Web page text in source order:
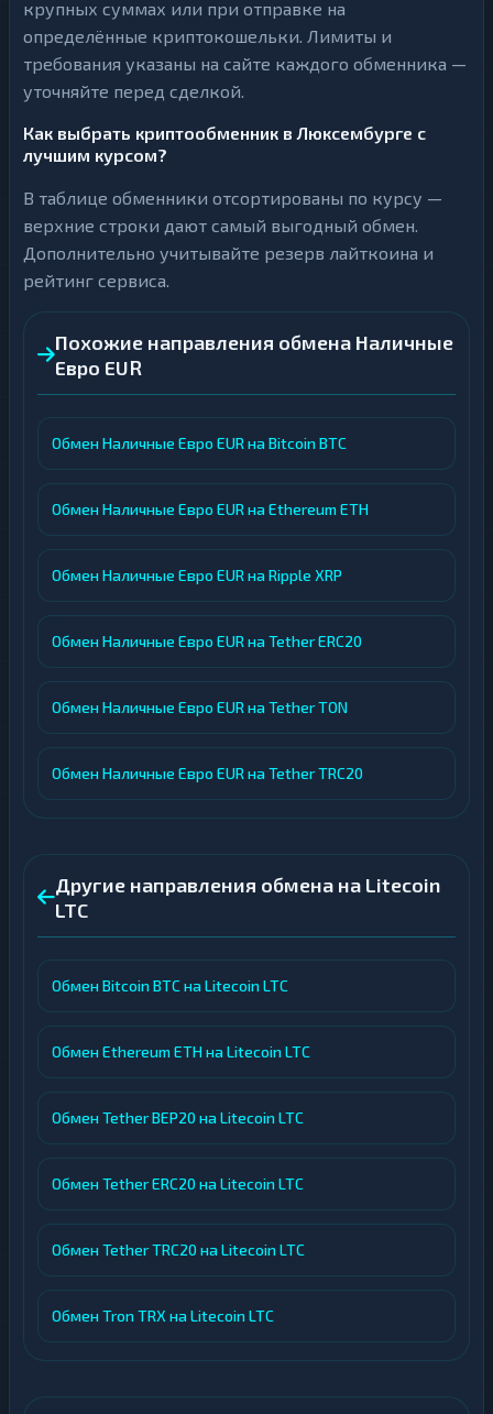
крупных суммах или при отправке на
определённые криптокошельки. Лимиты и
требования указаны на сайте каждого обменника —
уточняйте перед сделкой.
Как выбрать криптообменник в Люксембурге с
лучшим курсом?
В таблице обменники отсортированы по курсу —
верхние строки дают самый выгодный обмен.
Дополнительно учитывайте резерв лайткоина и
рейтинг сервиса.
Похожие направления обмена Наличные
Евро EUR
Обмен Наличные Евро EUR на Bitcoin BTC
Обмен Наличные Евро EUR на Ethereum ETH
Обмен Наличные Евро EUR на Ripple XRP
Обмен Наличные Евро EUR на Tether ERC20
Обмен Наличные Евро EUR на Tether TON
Обмен Наличные Евро EUR на Tether TRC20
Другие направления обмена на Litecoin
LTC
Обмен Bitcoin BTC на Litecoin LTC
Обмен Ethereum ETH на Litecoin LTC
Обмен Tether BEP20 на Litecoin LTC
Обмен Tether ERC20 на Litecoin LTC
Обмен Tether TRC20 на Litecoin LTC
Обмен Tron TRX на Litecoin LTC